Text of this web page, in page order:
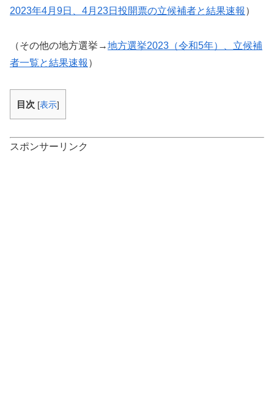
2023年4月9日、4月23日投開票の立候補者と結果速報 ）
（その他の地方選挙→地方選挙2023（令和5年）、立候補
者一覧と結果速報 ）
目次 [表示]
スポンサーリンク